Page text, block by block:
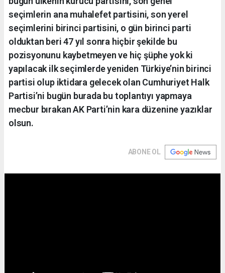
seçimlerin ana muhalefet partisini, son yerel
seçimlerini birinci partisini, o gün birinci parti
olduktan beri 47 yıl sonra hiçbir şekilde bu
pozisyonunu kaybetmeyen ve hiç şüphe yok ki
yapılacak ilk seçimlerde yeniden Türkiye’nin birinci
partisi olup iktidara gelecek olan Cumhuriyet Halk
Partisi’ni bugün burada bu toplantıyı yapmaya
mecbur bırakan AK Parti’nin kara düzenine yazıklar
olsun.
ABONE OL